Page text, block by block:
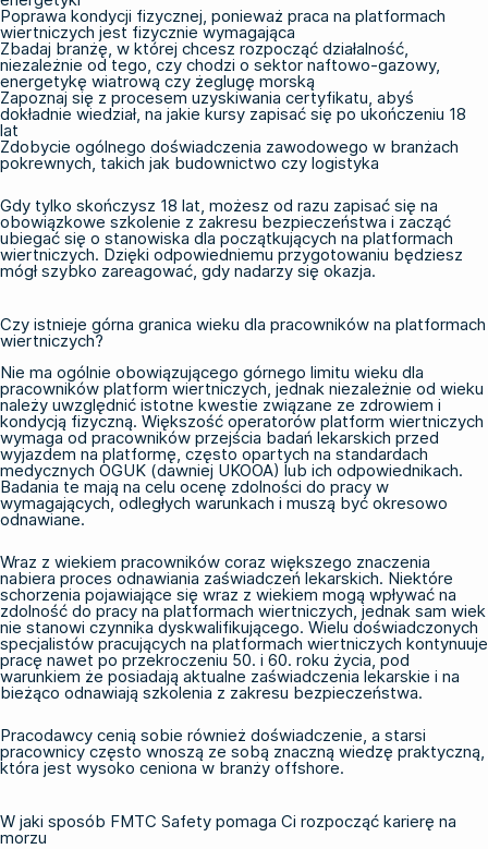
Poprawa kondycji fizycznej, ponieważ praca na platformach
wiertniczych jest fizycznie wymagająca
Zbadaj branżę, w której chcesz rozpocząć działalność,
niezależnie od tego, czy chodzi o sektor naftowo-gazowy,
energetykę wiatrową czy żeglugę morską
Zapoznaj się z procesem uzyskiwania certyfikatu, abyś
dokładnie wiedział, na jakie kursy zapisać się po ukończeniu 18
lat
Zdobycie ogólnego doświadczenia zawodowego w branżach
pokrewnych, takich jak budownictwo czy logistyka
Gdy tylko skończysz 18 lat, możesz od razu zapisać się na
obowiązkowe szkolenie z zakresu bezpieczeństwa i zacząć
ubiegać się o stanowiska dla początkujących na platformach
wiertniczych. Dzięki odpowiedniemu przygotowaniu będziesz
mógł szybko zareagować, gdy nadarzy się okazja.
Czy istnieje górna granica wieku dla pracowników na platformach
wiertniczych?
Nie ma ogólnie obowiązującego górnego limitu wieku dla
pracowników platform wiertniczych, jednak niezależnie od wieku
należy uwzględnić istotne kwestie związane ze zdrowiem i
kondycją fizyczną. Większość operatorów platform wiertniczych
wymaga od pracowników przejścia badań lekarskich przed
wyjazdem na platformę, często opartych na standardach
medycznych OGUK (dawniej UKOOA) lub ich odpowiednikach.
Badania te mają na celu ocenę zdolności do pracy w
wymagających, odległych warunkach i muszą być okresowo
odnawiane.
Wraz z wiekiem pracowników coraz większego znaczenia
nabiera proces odnawiania zaświadczeń lekarskich. Niektóre
schorzenia pojawiające się wraz z wiekiem mogą wpływać na
zdolność do pracy na platformach wiertniczych, jednak sam wiek
nie stanowi czynnika dyskwalifikującego. Wielu doświadczonych
specjalistów pracujących na platformach wiertniczych kontynuuje
pracę nawet po przekroczeniu 50. i 60. roku życia, pod
warunkiem że posiadają aktualne zaświadczenia lekarskie i na
bieżąco odnawiają szkolenia z zakresu bezpieczeństwa.
Pracodawcy cenią sobie również doświadczenie, a starsi
pracownicy często wnoszą ze sobą znaczną wiedzę praktyczną,
która jest wysoko ceniona w branży offshore.
W jaki sposób FMTC Safety pomaga Ci rozpocząć karierę na
morzu